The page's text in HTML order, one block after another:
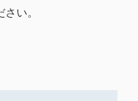
い。